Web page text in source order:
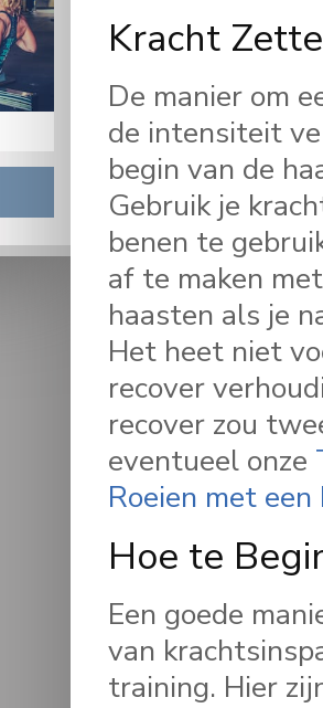
Kracht
De manier om
de intensiteit
begin van de
Gebruik je
benen te
af te maken
haasten als je
Het heet niet
recover
recover zou
eventueel onze
Roeien met
Hoe te
Een goede
van
training. Hier